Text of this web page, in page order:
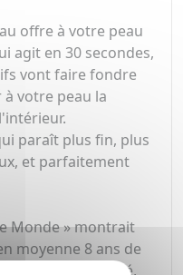
offre à votre peau
agit en 30 secondes,
vont faire fondre
votre peau la
paraît plus fin, plus
et parfaitement
Monde » montrait
moyenne 8 ans de
secret de beauté,